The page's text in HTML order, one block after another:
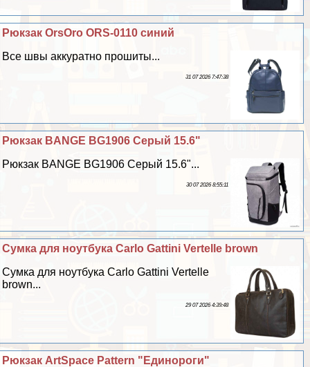
Рюкзак OrsOro ORS-0110 синий
Все швы аккуратно прошиты...
31 07 2026 7:47:38
Рюкзак BANGE BG1906 Серый 15.6"
Рюкзак BANGE BG1906 Серый 15.6"...
30 07 2026 8:55:11
Сумка для ноутбука Carlo Gattini Vertelle brown
Сумка для ноутбука Carlo Gattini Vertelle
brown...
29 07 2026 4:39:48
Рюкзак ArtSpace Pattern "Единороги"